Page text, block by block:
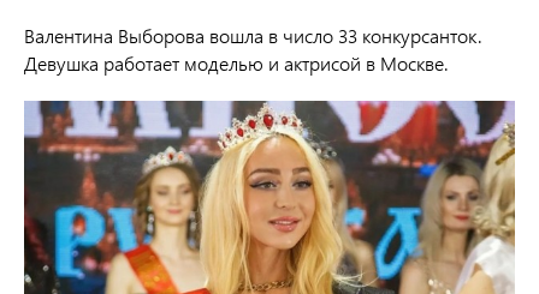
Валентина Выборова вошла в число 33 конкурсанток.
Девушка работает моделью и актрисой в Москве.